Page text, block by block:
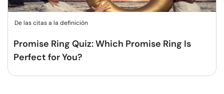
De las citas a la definición
Promise Ring Quiz: Which Promise Ring Is
Perfect for You?